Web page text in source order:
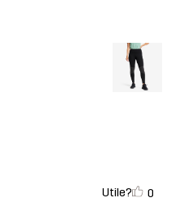
Utile? 0